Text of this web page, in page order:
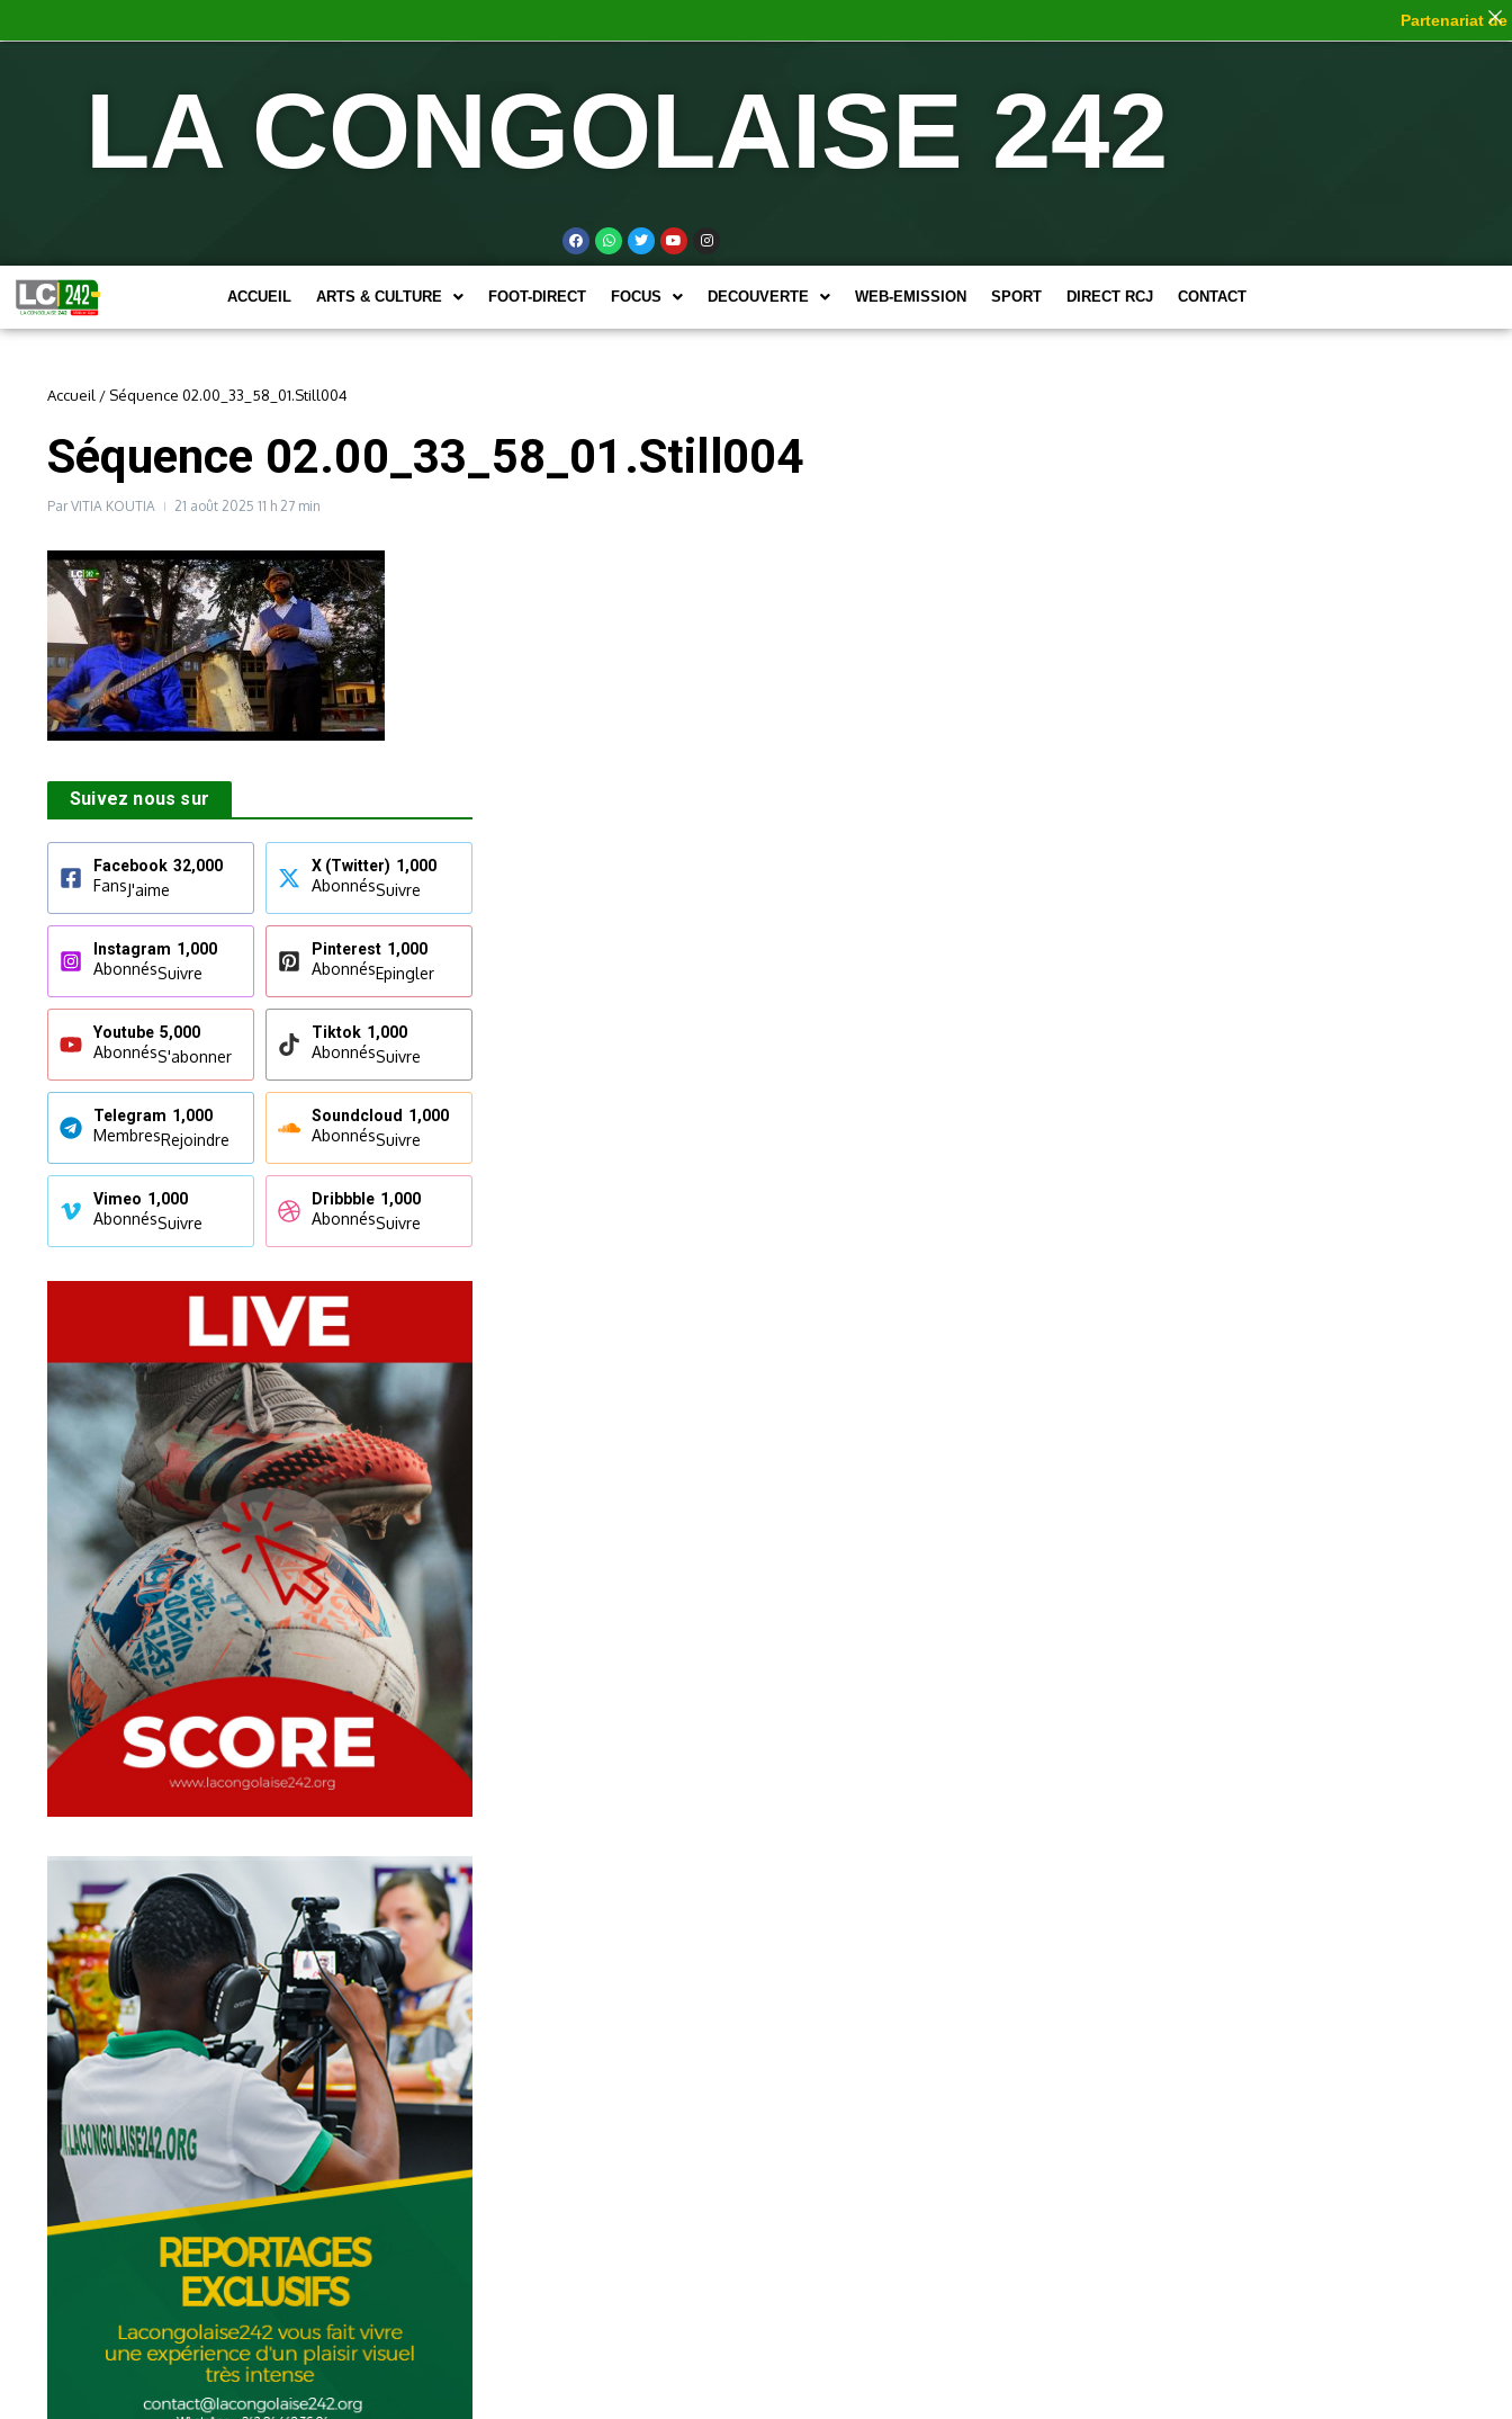
LA CONGOLAISE 242
ACCUEIL ARTS & CULTURE FOOT-DIRECT FOCUS DECOUVERTE WEB-EMISSION SPORT DIRECT RCJ CONTACT
Accueil / Séquence 02.00_33_58_01.Still004
Séquence 02.00_33_58_01.Still004
ParVITIA KOUTIA 21 août 2025 11 h 27 min
Suivez nous sur
Facebook 32,000
FansJ'aime
X (Twitter) 1,000
AbonnésSuivre
Instagram 1,000
AbonnésSuivre
Pinterest 1,000
AbonnésEpingler
Youtube 5,000
AbonnésS'abonner
Tiktok 1,000
AbonnésSuivre
Telegram 1,000
MembresRejoindre
Soundcloud 1,000
AbonnésSuivre
Vimeo 1,000
AbonnésSuivre
Dribbble 1,000
AbonnésSuivre
Partenariat de